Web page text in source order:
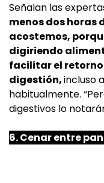
Señalan las
menos dos horas
acostemos,
digiriendo
facilitar el
digestión,incluso
habitualmente.
digestivos lo
6. Cenar entre